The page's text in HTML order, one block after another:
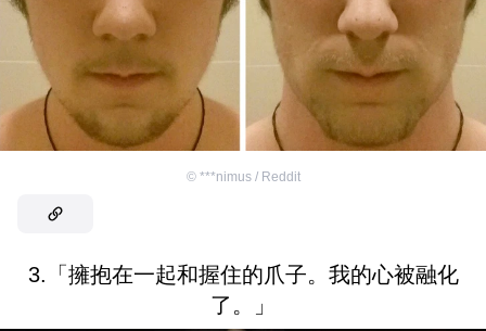
© ***nimus / Reddit
3.「擁抱在一起和握住的爪子。我的心被融化
了。」